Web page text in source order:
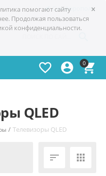
×
помогают сайту
Продолжая пользоваться
конфиденциальности.
Симферополь
0



QLED
/ Телевизоры QLED
 